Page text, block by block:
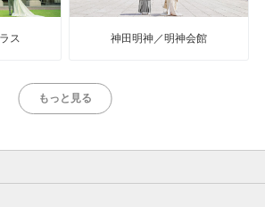
ス 神田明神／明神会館
もっと見る